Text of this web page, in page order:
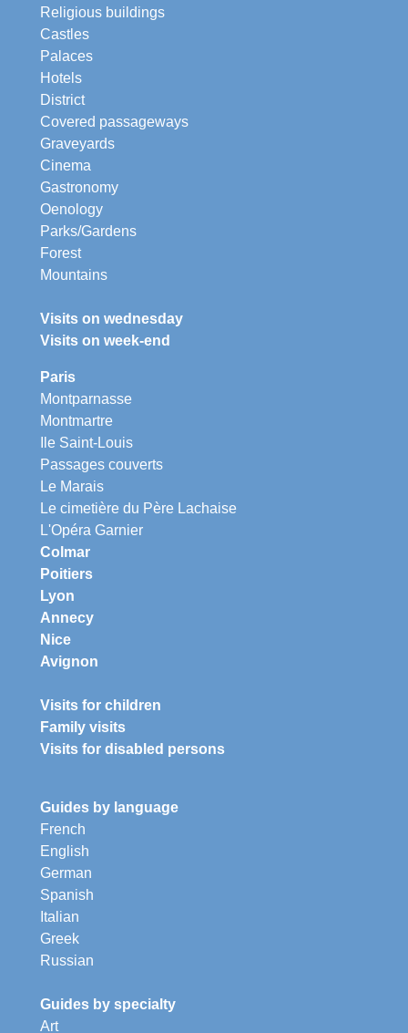
Religious buildings
Castles
Palaces
Hotels
District
Covered passageways
Graveyards
Cinema
Gastronomy
Oenology
Parks/Gardens
Forest
Mountains
Visits on wednesday
Visits on week-end
Paris
Montparnasse
Montmartre
Ile Saint-Louis
Passages couverts
Le Marais
Le cimetière du Père Lachaise
L'Opéra Garnier
Colmar
Poitiers
Lyon
Annecy
Nice
Avignon
Visits for children
Family visits
Visits for disabled persons
Guides by language
French
English
German
Spanish
Italian
Greek
Russian
Guides by specialty
Art